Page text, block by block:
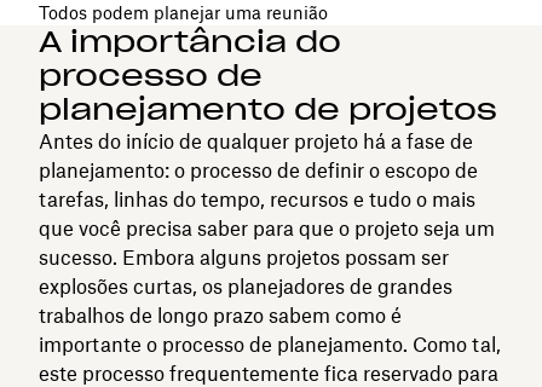
Todos podem planejar uma reunião
A importância do
processo de
planejamento de projetos
Antes do início de qualquer projeto há a fase de
planejamento: o processo de definir o escopo de
tarefas, linhas do tempo, recursos e tudo o mais
que você precisa saber para que o projeto seja um
sucesso. Embora alguns projetos possam ser
explosões curtas, os planejadores de grandes
trabalhos de longo prazo sabem como é
importante o processo de planejamento. Como tal,
este processo frequentemente fica reservado para